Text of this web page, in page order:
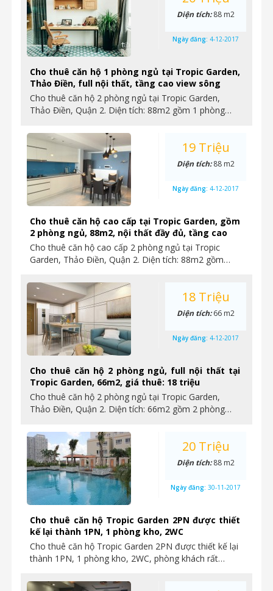
Cho thuê căn hộ 1 phòng ngủ tại Tropic Garden,
Thảo Điền, full nội thất, tầng cao view sông
Cho thuê căn hộ 2 phòng ngủ tại Tropic Garden,
Thảo Điền, Quận 2. Diện tích: 88m2 gồm 1 phòng…
Diện tích:88 m2
Ngày đăng: 4-12-2017
Cho thuê căn hộ cao cấp tại Tropic Garden, gồm
2 phòng ngủ, 88m2, nội thất đầy đủ, tầng cao
Cho thuê căn hộ cao cấp 2 phòng ngủ tại Tropic
Garden, Thảo Điền, Quận 2. Diện tích: 88m2 gồm…
19 Triệu
Diện tích:88 m2
Ngày đăng: 4-12-2017
Cho thuê căn hộ 2 phòng ngủ, full nội thất tại
Tropic Garden, 66m2, giá thuê: 18 triệu
Cho thuê căn hộ 2 phòng ngủ tại Tropic Garden,
Thảo Điền, Quận 2. Diện tích: 66m2 gồm 2 phòng…
18 Triệu
Diện tích:66 m2
Ngày đăng: 4-12-2017
Cho thuê căn hộ Tropic Garden 2PN được thiết
kế lại thành 1PN, 1 phòng kho, 2WC
Cho thuê căn hộ Tropic Garden 2PN được thiết kế lại
thành 1PN, 1 phòng kho, 2WC, phòng khách rất…
20 Triệu
Diện tích:88 m2
Ngày đăng: 30-11-2017